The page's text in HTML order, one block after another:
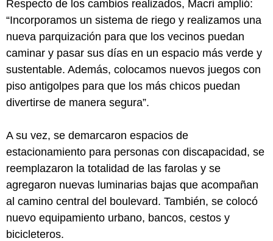
Respecto de los cambios realizados, Macri amplió:
“Incorporamos un sistema de riego y realizamos una
nueva parquización para que los vecinos puedan
caminar y pasar sus días en un espacio más verde y
sustentable. Además, colocamos nuevos juegos con
piso antigolpes para que los más chicos puedan
divertirse de manera segura”.
A su vez, se demarcaron espacios de
estacionamiento para personas con discapacidad, se
reemplazaron la totalidad de las farolas y se
agregaron nuevas luminarias bajas que acompañan
al camino central del boulevard. También, se colocó
nuevo equipamiento urbano, bancos, cestos y
bicicleteros.